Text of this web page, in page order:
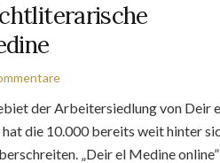
der Arbeitersiedlung von Deir
die 10.000 bereits weit hinter
„Deir el Medine online”